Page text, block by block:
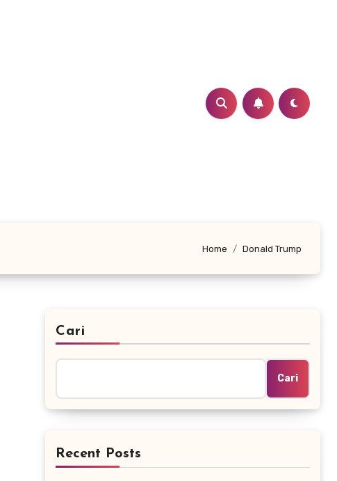
Home Donald Trump
Cari
Cari
Recent Posts